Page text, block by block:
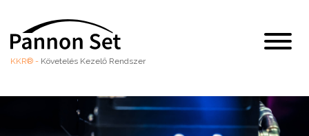
KKR® - Követelés Kezelő Rendszer